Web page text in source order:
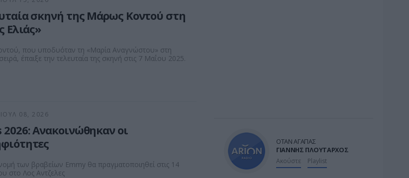
σκηνή της Μάρως Κοντού στη
Ελιάς»
που υποδυόταν τη «Μαρία Αναγνώστου» στη
έπαιξε την τελευταία της σκηνή στις 7 Μαΐου 2025.
ΙΟΥΛ 08, 2026
2026: Ανακοινώθηκαν οι
των βραβείων Emmy θα πραγματοποιηθεί στις 14
στο Λος Αντζελες

ΟΤΑΝ ΑΓΑΠΑΣ
ΓΙΑΝΝΗΣ ΠΛΟΥΤΑΡΧΟΣ
Ακούστε
Playlist